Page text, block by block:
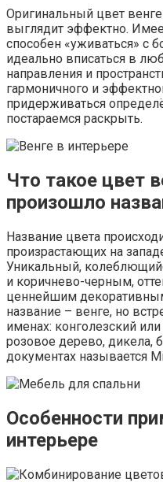
Оригинальный цвет
выглядит эффектно.
способен «уживаться» с
идеально вписаться в
направления и
гармоничного и
придерживаться
постараемся раскрыть.
Что такое цвет
произошло
Название цвета
произрастающих на
Уникальный,
и коричнево-черным,
ценнейшим
название – венге, но
именах: конголезский
розовое дерево, дикела,
документах называется
Особенности
интерьере